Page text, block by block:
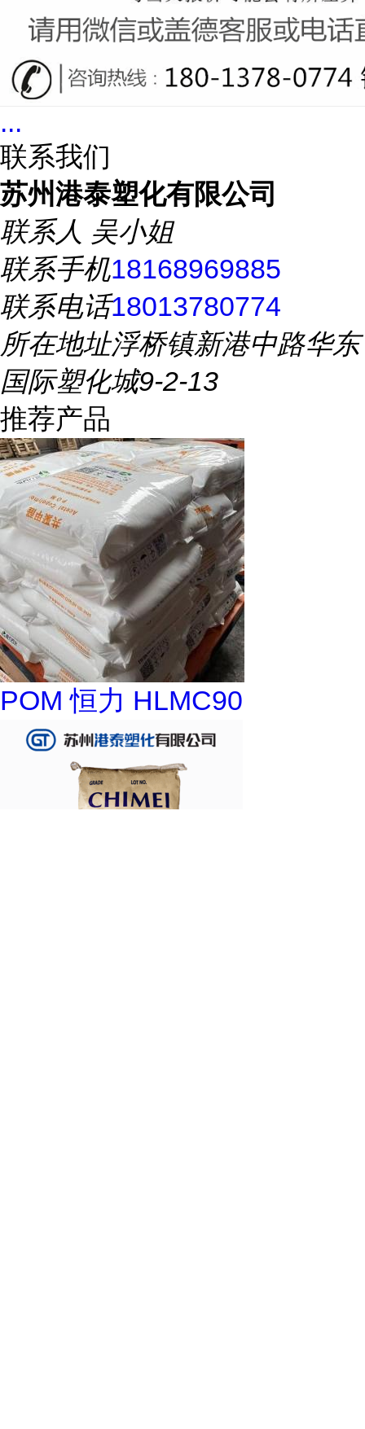
...
联系我们
苏州港泰塑化有限公司
联系人 吴小姐
联系手机18168969885
联系电话18013780774
所在地址浮桥镇新港中路华东
国际塑化城9-2-13
推荐产品
POM 恒力 HLMC90